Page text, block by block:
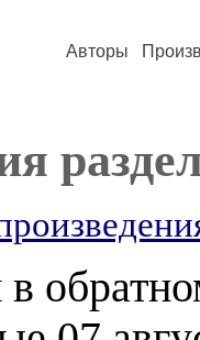
Авторы